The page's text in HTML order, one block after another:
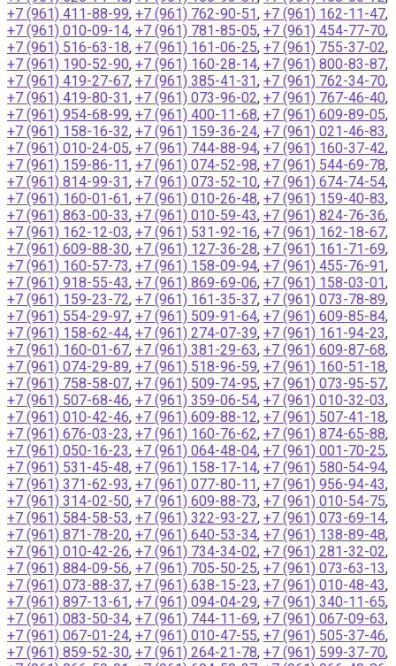
+7 (961) 411-88-99, +7 (961) 762-90-51, +7 (961) 162-11-47,
+7 (961) 010-09-14, +7 (961) 781-85-05, +7 (961) 454-77-70,
+7 (961) 516-63-18, +7 (961) 161-06-25, +7 (961) 755-37-02,
+7 (961) 190-52-90, +7 (961) 160-28-14, +7 (961) 800-83-87,
+7 (961) 419-27-67, +7 (961) 385-41-31, +7 (961) 762-34-70,
+7 (961) 419-80-31, +7 (961) 073-96-02, +7 (961) 767-46-40,
+7 (961) 954-68-99, +7 (961) 400-11-68, +7 (961) 609-89-05,
+7 (961) 158-16-32, +7 (961) 159-36-24, +7 (961) 021-46-83,
+7 (961) 010-24-05, +7 (961) 744-88-94, +7 (961) 160-37-42,
+7 (961) 159-86-11, +7 (961) 074-52-98, +7 (961) 544-69-78,
+7 (961) 814-99-31, +7 (961) 073-52-10, +7 (961) 674-74-54,
+7 (961) 160-01-61, +7 (961) 010-26-48, +7 (961) 159-40-83,
+7 (961) 863-00-33, +7 (961) 010-59-43, +7 (961) 824-76-36,
+7 (961) 162-12-03, +7 (961) 531-92-16, +7 (961) 162-18-67,
+7 (961) 609-88-30, +7 (961) 127-36-28, +7 (961) 161-71-69,
+7 (961) 160-57-73, +7 (961) 158-09-94, +7 (961) 455-76-91,
+7 (961) 918-55-43, +7 (961) 869-69-06, +7 (961) 158-03-01,
+7 (961) 159-23-72, +7 (961) 161-35-37, +7 (961) 073-78-89,
+7 (961) 554-29-97, +7 (961) 509-91-64, +7 (961) 609-85-84,
+7 (961) 158-62-44, +7 (961) 274-07-39, +7 (961) 161-94-23,
+7 (961) 160-01-67, +7 (961) 381-29-63, +7 (961) 609-87-68,
+7 (961) 074-29-89, +7 (961) 518-96-59, +7 (961) 160-51-18,
+7 (961) 758-58-07, +7 (961) 509-74-95, +7 (961) 073-95-57,
+7 (961) 507-68-46, +7 (961) 359-06-54, +7 (961) 010-32-03,
+7 (961) 010-42-46, +7 (961) 609-88-12, +7 (961) 507-41-18,
+7 (961) 676-03-23, +7 (961) 160-76-62, +7 (961) 874-65-88,
+7 (961) 050-16-23, +7 (961) 064-48-04, +7 (961) 001-70-25,
+7 (961) 531-45-48, +7 (961) 158-17-14, +7 (961) 580-54-94,
+7 (961) 371-62-93, +7 (961) 077-80-11, +7 (961) 956-94-43,
+7 (961) 314-02-50, +7 (961) 609-88-73, +7 (961) 010-54-75,
+7 (961) 584-58-53, +7 (961) 322-93-27, +7 (961) 073-69-14,
+7 (961) 871-78-20, +7 (961) 640-53-34, +7 (961) 138-89-48,
+7 (961) 010-42-26, +7 (961) 734-34-02, +7 (961) 281-32-02,
+7 (961) 884-09-56, +7 (961) 705-50-25, +7 (961) 073-63-13,
+7 (961) 073-88-37, +7 (961) 638-15-23, +7 (961) 010-48-43,
+7 (961) 897-13-61, +7 (961) 094-04-29, +7 (961) 340-11-65,
+7 (961) 083-50-34, +7 (961) 744-11-69, +7 (961) 067-09-63,
+7 (961) 067-01-24, +7 (961) 010-47-55, +7 (961) 505-37-46,
+7 (961) 859-52-30, +7 (961) 264-21-78, +7 (961) 599-37-70,